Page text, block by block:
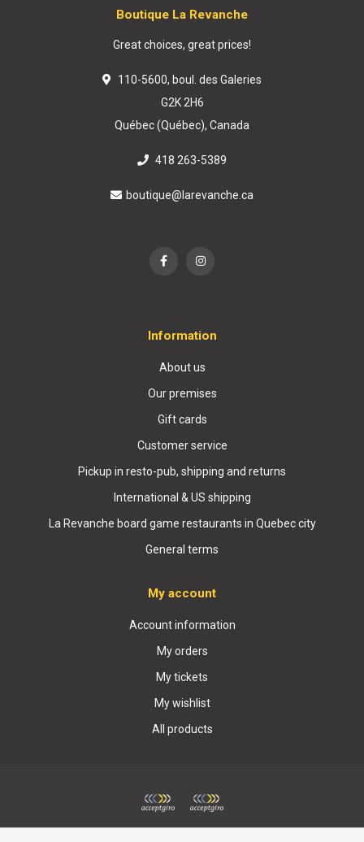
Boutique La Revanche
Great choices, great prices!
110-5600, boul. des Galeries
G2K 2H6
Québec (Québec), Canada
418 263-5389
boutique@larevanche.ca
Information
About us
Our premises
Gift cards
Customer service
Pickup in resto-pub, shipping and returns
International & US shipping
La Revanche board game restaurants in Quebec city
General terms
My account
Account information
My orders
My tickets
My wishlist
All products